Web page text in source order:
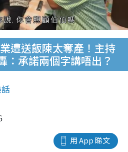
遭送飯陳太奪產！主持
：承諾兩個字講唔出？
用 App 睇文